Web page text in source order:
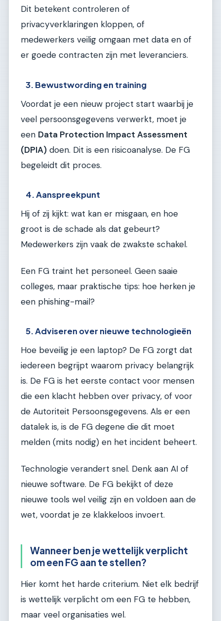
Dit betekent controleren of
privacyverklaringen kloppen, of
medewerkers veilig omgaan met data en of
er goede contracten zijn met leveranciers.
3. Bewustwording en training
Voordat je een nieuw project start waarbij je
veel persoonsgegevens verwerkt, moet je
een Data Protection Impact Assessment
(DPIA) doen. Dit is een risicoanalyse. De FG
begeleidt dit proces.
4. Aanspreekpunt
Hij of zij kijkt: wat kan er misgaan, en hoe
groot is de schade als dat gebeurt?
Medewerkers zijn vaak de zwakste schakel.
Een FG traint het personeel. Geen saaie
colleges, maar praktische tips: hoe herken je
een phishing-mail?
5. Adviseren over nieuwe technologieën
Hoe beveilig je een laptop? De FG zorgt dat
iedereen begrijpt waarom privacy belangrijk
is. De FG is het eerste contact voor mensen
die een klacht hebben over privacy, of voor
de Autoriteit Persoonsgegevens. Als er een
datalek is, is de FG degene die dit moet
melden (mits nodig) en het incident beheert.
Technologie verandert snel. Denk aan AI of
nieuwe software. De FG bekijkt of deze
nieuwe tools wel veilig zijn en voldoen aan de
wet, voordat je ze klakkeloos invoert.
Wanneer ben je wettelijk verplicht
om een FG aan te stellen?
Hier komt het harde criterium. Niet elk bedrijf
is wettelijk verplicht om een FG te hebben,
maar veel organisaties wel.